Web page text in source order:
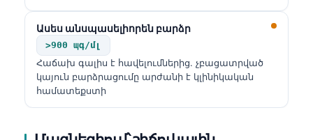
Ասես անսպասելիորեն բարձր
>900 պգ/մլ
Հաճախ գալիս է հավելումներից. չբացատրված
կայուն բարձրացումը արժանի է կլինիկական
համատեքստի
Lietuvių kalba
Polski
한국어
Slovenščina